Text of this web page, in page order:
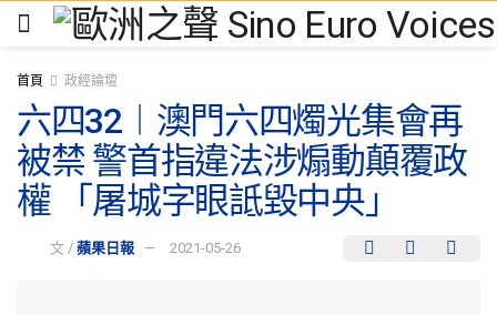
首頁 政經論壇
六四32︱澳門六四燭光集會再
被禁 警首指違法涉煽動顛覆政
權 「屠城字眼詆毀中央」
文 / 蘋果日報 2021-05-26